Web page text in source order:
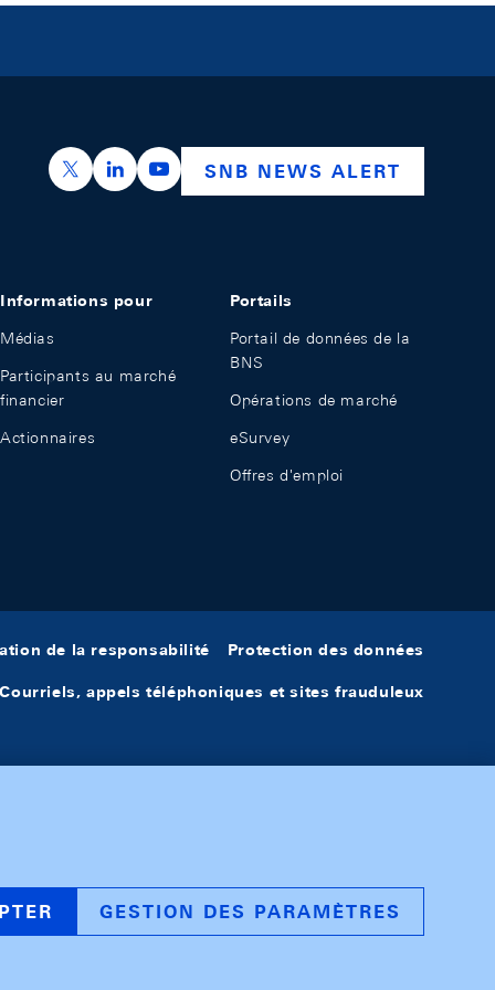
https://x.com/snb_bns
https://ch.linkedin.com/company/swiss-
https://www.youtube.com/
SNB NEWS ALERT
Informations pour
Médias
Participants au marché
financier
Actionnaires
Portails
Portail de données de la
BNS
Opérations de marché
eSurvey
Offres d'emploi
de la responsabilité Protection des données
Courriels, appels téléphoniques et sites frauduleux
GESTION DES PARAMÈTRES